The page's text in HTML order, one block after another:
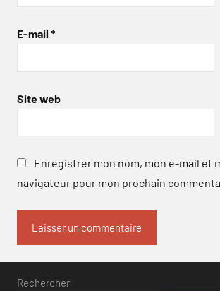
E-mail *
Site web
Enregistrer mon nom, mon e-mail et
navigateur pour mon prochain
Rechercher